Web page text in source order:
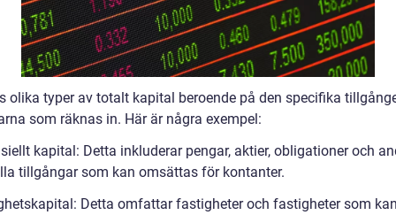
olika typer av totalt kapital beroende på den specifika
som räknas in. Här är några exempel:
kapital: Detta inkluderar pengar, aktier, obligationer och
tillgångar som kan omsättas för kontanter.
Detta omfattar fastigheter och fastigheter som